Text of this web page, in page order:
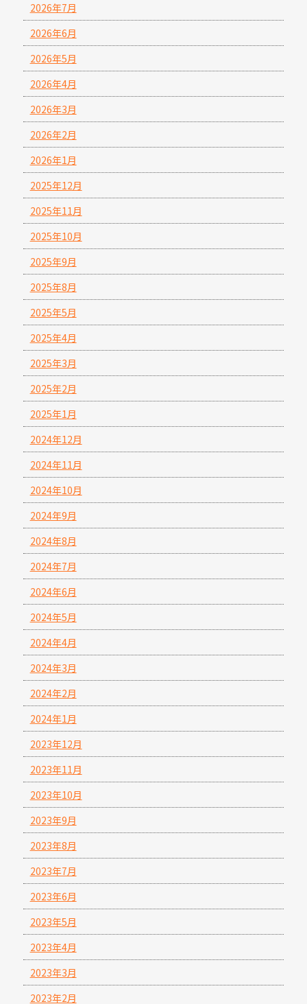
2026年7月
2026年6月
2026年5月
2026年4月
2026年3月
2026年2月
2026年1月
2025年12月
2025年11月
2025年10月
2025年9月
2025年8月
2025年5月
2025年4月
2025年3月
2025年2月
2025年1月
2024年12月
2024年11月
2024年10月
2024年9月
2024年8月
2024年7月
2024年6月
2024年5月
2024年4月
2024年3月
2024年2月
2024年1月
2023年12月
2023年11月
2023年10月
2023年9月
2023年8月
2023年7月
2023年6月
2023年5月
2023年4月
2023年3月
2023年2月